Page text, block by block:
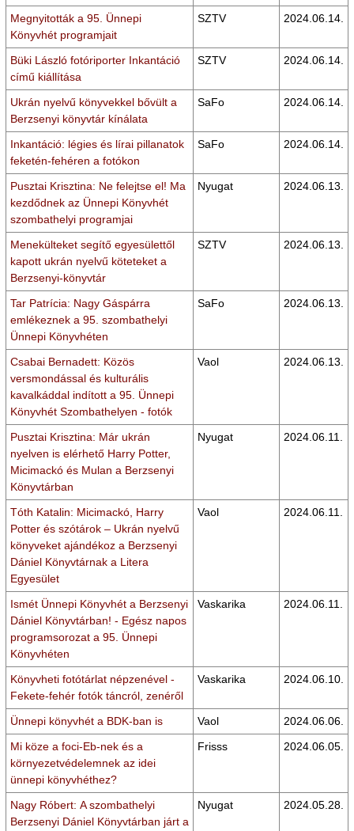
Megnyitották a 95. Ünnepi
Könyvhét programjait
SZTV 2024.06.14.
Büki László fotóriporter Inkantáció
című kiállítása
SZTV 2024.06.14.
Ukrán nyelvű könyvekkel bővült a
Berzsenyi könyvtár kínálata
SaFo 2024.06.14.
Inkantáció: légies és lírai pillanatok
feketén-fehéren a fotókon
SaFo 2024.06.14.
Pusztai Krisztina: Ne felejtse el! Ma
kezdődnek az Ünnepi Könyvhét
szombathelyi programjai
Nyugat 2024.06.13.
Menekülteket segítő egyesülettől
kapott ukrán nyelvű köteteket a
Berzsenyi-könyvtár
SZTV 2024.06.13.
Tar Patrícia: Nagy Gáspárra
emlékeznek a 95. szombathelyi
Ünnepi Könyvhéten
SaFo 2024.06.13.
Csabai Bernadett: Közös
versmondással és kulturális
kavalkáddal indított a 95. Ünnepi
Könyvhét Szombathelyen - fotók
Vaol 2024.06.13.
Pusztai Krisztina: Már ukrán
nyelven is elérhető Harry Potter,
Micimackó és Mulan a Berzsenyi
Könyvtárban
Nyugat 2024.06.11.
Tóth Katalin: Micimackó, Harry
Potter és szótárok – Ukrán nyelvű
könyveket ajándékoz a Berzsenyi
Dániel Könyvtárnak a Litera
Egyesület
Vaol 2024.06.11.
Ismét Ünnepi Könyvhét a Berzsenyi
Dániel Könyvtárban! - Egész napos
programsorozat a 95. Ünnepi
Könyvhéten
Vaskarika 2024.06.11.
Könyvheti fotótárlat népzenével -
Fekete-fehér fotók táncról, zenéről
Vaskarika 2024.06.10.
Ünnepi könyvhét a BDK-ban is Vaol
2024.06.06.
Mi köze a foci-Eb-nek és a
környezetvédelemnek az idei
ünnepi könyvhéthez?
Frisss 2024.06.05.
Nagy Róbert: A szombathelyi
Berzsenyi Dániel Könyvtárban járt a
Nyugat 2024.05.28.